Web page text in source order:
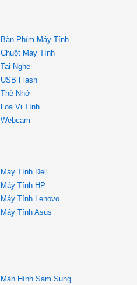
Bàn Phím Máy Tính
Chuột Máy Tính
Tai Nghe
USB Flash
Thẻ Nhớ
Loa Vi Tính
Webcam
Máy Tính Dell
Máy Tính HP
Máy Tính Lenovo
Máy Tính Asus
Màn Hình Sam Sung